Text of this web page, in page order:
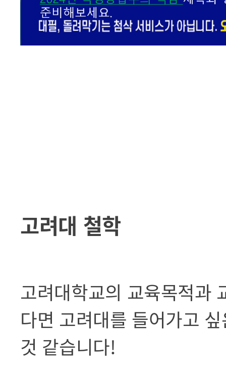
고려대 철학
고려대학교의 교육목적과
다면 고려대를 들어가고
것 같습니다!